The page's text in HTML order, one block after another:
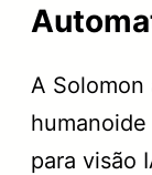
A
humanoide
para visão